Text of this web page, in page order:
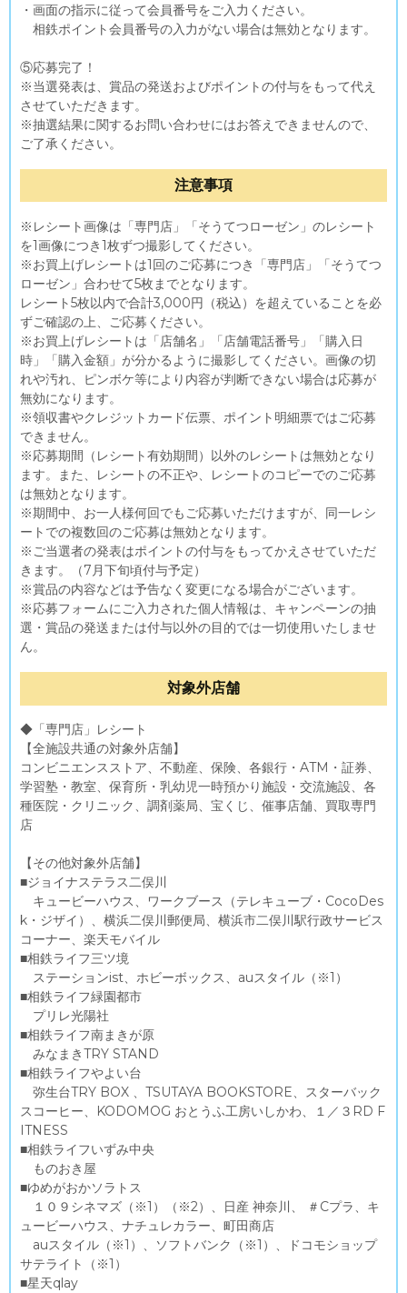
・画面の指示に従って会員番号をご入力ください。
相鉄ポイント会員番号の入力がない場合は無効となります。
⑤応募完了！
※当選発表は、賞品の発送およびポイントの付与をもって代え
させていただきます。
※抽選結果に関するお問い合わせにはお答えできませんので、
ご了承ください。
注意事項
※レシート画像は「専門店」「そうてつローゼン」のレシート
を1画像につき1枚ずつ撮影してください。
※お買上げレシートは1回のご応募につき「専門店」「そうてつ
ローゼン」合わせて5枚までとなります。
レシート5枚以内で合計3,000円（税込）を超えていることを必
ずご確認の上、ご応募ください。
※お買上げレシートは「店舗名」「店舗電話番号」「購入日
時」「購入金額」が分かるように撮影してください。画像の切
れや汚れ、ピンボケ等により内容が判断できない場合は応募が
無効になります。
※領収書やクレジットカード伝票、ポイント明細票ではご応募
できません。
※応募期間（レシート有効期間）以外のレシートは無効となり
ます。また、レシートの不正や、レシートのコピーでのご応募
は無効となります。
※期間中、お一人様何回でもご応募いただけますが、同一レシ
ートでの複数回のご応募は無効となります。
※ご当選者の発表はポイントの付与をもってかえさせていただ
きます。（7月下旬頃付与予定）
※賞品の内容などは予告なく変更になる場合がございます。
※応募フォームにご入力された個人情報は、キャンペーンの抽
選・賞品の発送または付与以外の目的では一切使用いたしませ
ん。
対象外店舗
◆「専門店」レシート
【全施設共通の対象外店舗】
コンビニエンスストア、不動産、保険、各銀行・ATM・証券、
学習塾・教室、保育所・乳幼児一時預かり施設・交流施設、各
種医院・クリニック、調剤薬局、宝くじ、催事店舗、買取専門
店
【その他対象外店舗】
■ジョイナステラス二俣川
キュービーハウス、ワークブース（テレキューブ・CocoDes
k・ジザイ）、横浜二俣川郵便局、横浜市二俣川駅行政サービス
コーナー、楽天モバイル
■相鉄ライフ三ツ境
ステーションist、ホビーボックス、auスタイル（※1）
■相鉄ライフ緑園都市
プリレ光陽社
■相鉄ライフ南まきが原
みなまきTRY STAND
■相鉄ライフやよい台
弥生台TRY BOX 、TSUTAYA BOOKSTORE、スターバック
スコーヒー、KODOMOG おとうふ工房いしかわ、１／３RD F
ITNESS
■相鉄ライフいずみ中央
ものおき屋
■ゆめがおかソラトス
１０９シネマズ（※1）（※2）、日産 神奈川、 ＃Cプラ、キ
ュービーハウス、ナチュレカラー、町田商店
auスタイル（※1）、ソフトバンク（※1）、ドコモショップ
サテライト（※1）
■星天qlay